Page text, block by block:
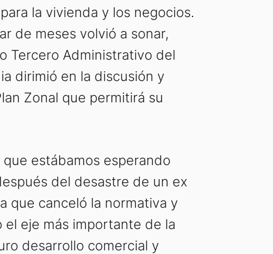
la vivienda y los negocios.
de meses volvió a sonar,
Tercero Administrativo del
dirimió en la discusión y
Zonal que permitirá su
que estábamos esperando
del desastre de un ex
que canceló la normativa y
el eje más importante de la
desarrollo comercial y